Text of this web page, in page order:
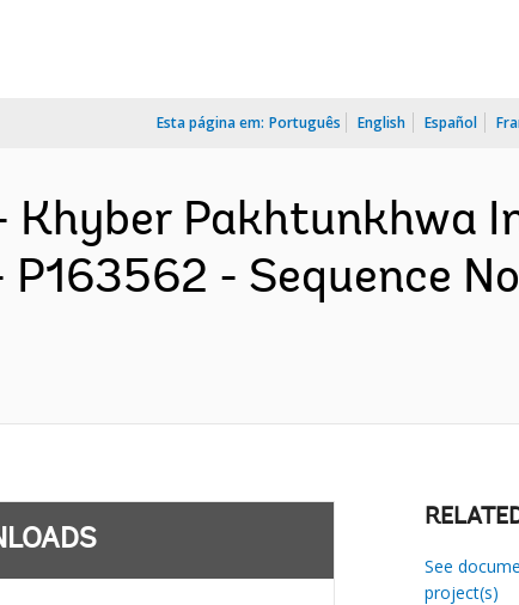
Esta página em: Português English Español
Khyber Pakhtunkhwa
- Sequence
See
project(s)